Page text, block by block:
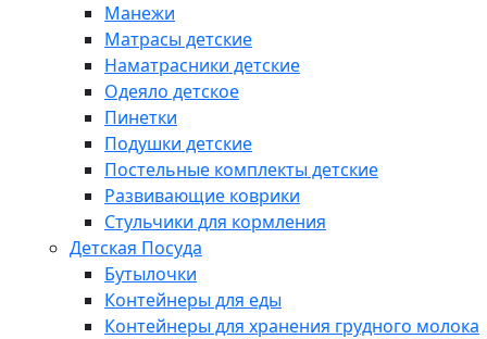
Манежи
Матрасы детские
Наматрасники детские
Одеяло детское
Пинетки
Подушки детские
Постельные комплекты детские
Развивающие коврики
Стульчики для кормления
Детская Посуда
Бутылочки
Контейнеры для еды
Контейнеры для хранения грудного молока